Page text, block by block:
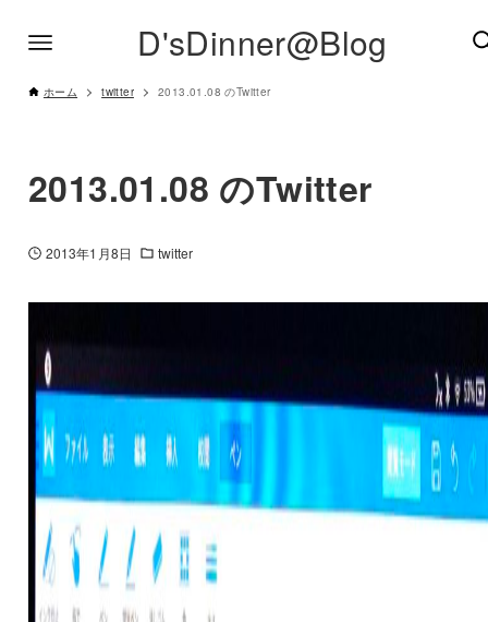
D'sDinner@Blog
ホーム twitter 2013.01.08 のTwitter
2013.01.08 のTwitter
2013年1月8日 twitter